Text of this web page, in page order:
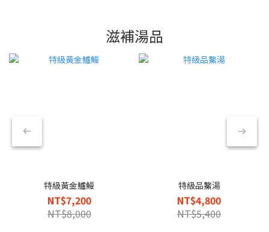
滋補湯品
特級黃金鱸鰻
NT$7,200
NT$8,000
特級品鰲湯
NT$4,800
NT$5,400